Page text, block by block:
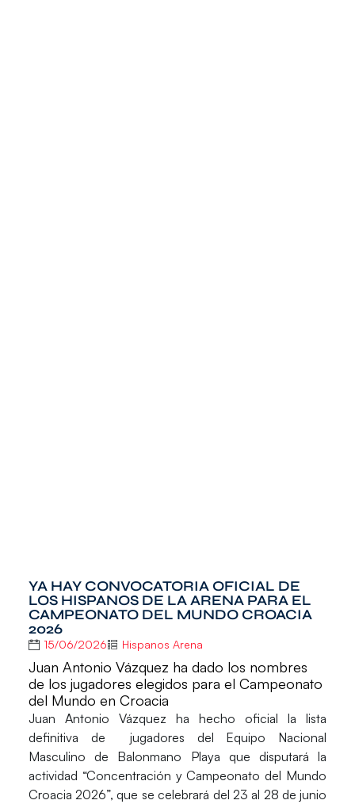
YA HAY CONVOCATORIA OFICIAL DE
LOS HISPANOS DE LA ARENA PARA EL
CAMPEONATO DEL MUNDO CROACIA
2026
15/06/2026 Hispanos Arena
Juan Antonio Vázquez ha dado los nombres
de los jugadores elegidos para el Campeonato
del Mundo en Croacia
Juan Antonio Vázquez ha hecho oficial la lista
definitiva de
jugadores del Equipo Nacional
Masculino de Balonmano Playa que disputará la
actividad “Concentración y Campeonato del Mundo
Croacia 2026”, que se celebrará del 23 al 28 de junio